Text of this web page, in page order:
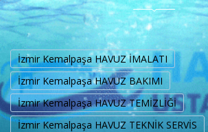
İzmir Kemalpaşa HAVUZ İMALATI
İzmir Kemalpaşa HAVUZ BAKIMI
İzmir Kemalpaşa HAVUZ TEMİZLİĞİ
İzmir Kemalpaşa HAVUZ TEKNİK SERVİS